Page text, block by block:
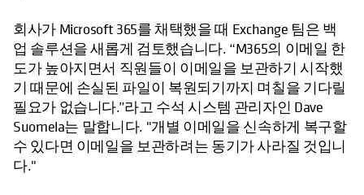
회사가 Microsoft 365를 채택했을 때 Exchange 팀은 백
업 솔루션을 새롭게 검토했습니다. “M365의 이메일 한
도가 높아지면서 직원들이 이메일을 보관하기 시작했
기 때문에 손실된 파일이 복원되기까지 며칠을 기다릴
필요가 없습니다.”라고 수석 시스템 관리자인 Dave
Suomela는 말합니다. "개별 이메일을 신속하게 복구할
수 있다면 이메일을 보관하려는 동기가 사라질 것입니
다."